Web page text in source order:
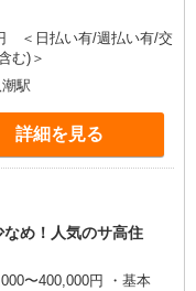
＜日払い有/週払い有/交
む)＞
駅
詳細を見る
め！人気のサ高住
〜400,000円 ・基本